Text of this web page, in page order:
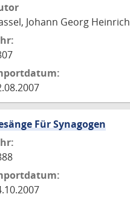
Johann Georg Heinrich
Für Synagogen